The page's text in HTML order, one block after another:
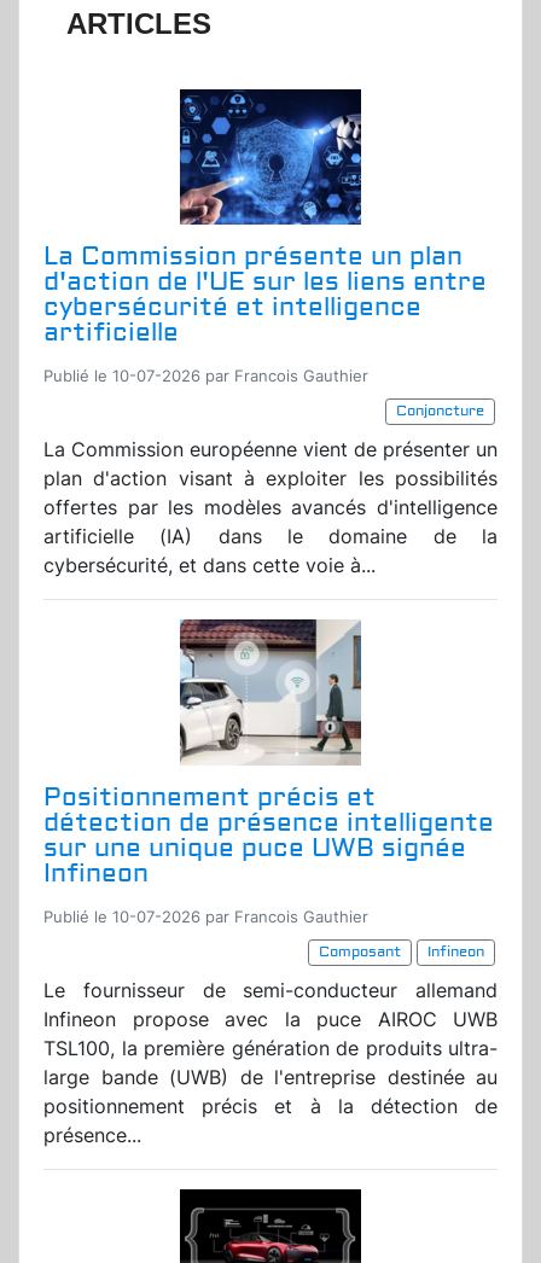
ARTICLES
La Commission présente un plan
d'action de l'UE sur les liens entre
cybersécurité et intelligence
artificielle
Publié le 10-07-2026 par Francois Gauthier
Conjoncture
La Commission européenne vient de présenter un
plan d'action visant à exploiter les possibilités
offertes par les modèles avancés d'intelligence
artificielle (IA) dans le domaine de la
cybersécurité, et dans cette voie à...
Positionnement précis et
détection de présence intelligente
sur une unique puce UWB signée
Infineon
Publié le 10-07-2026 par Francois Gauthier
Composant
Infineon
Le fournisseur de semi-conducteur allemand
Infineon propose avec la puce AIROC UWB
TSL100, la première génération de produits ultra-
large bande (UWB) de l'entreprise destinée au
positionnement précis et à la détection de
présence...